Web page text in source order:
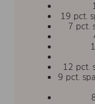
19 pct.
7 pct.
12 pct.
9 pct.